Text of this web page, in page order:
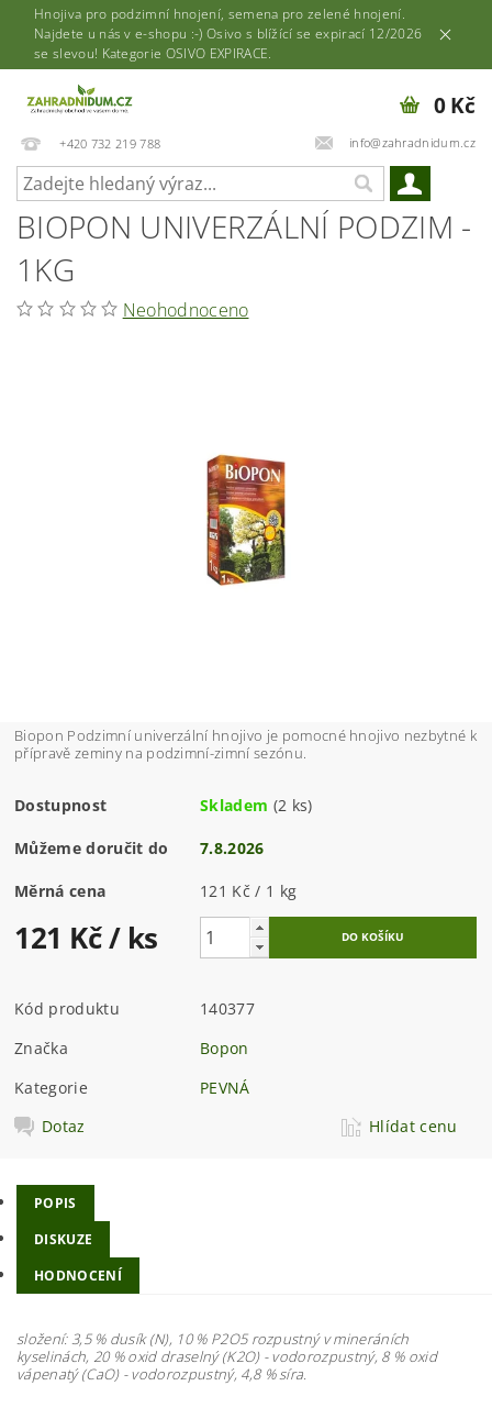
Hnojiva pro podzimní hnojení, semena pro zelené hnojení.
Najdete u nás v e-shopu :-) Osivo s blížící se expirací 12/2026
se slevou! Kategorie OSIVO EXPIRACE.
+420 732 219 788 info@zahradnidum.cz
0 Kč
BIOPON UNIVERZÁLNÍ PODZIM -
1KG
Neohodnoceno
Biopon Podzimní univerzální hnojivo je pomocné hnojivo nezbytné k
přípravě zeminy na podzimní-zimní sezónu.
Dostupnost Skladem (2 ks)
Můžeme doručit do 7.8.2026
Měrná cena 121 Kč / 1 kg
121 Kč/ ks
Kód produktu
140377
Značka
Bopon
Kategorie
PEVNÁ
Dotaz
Hlídat cenu
POPIS
DISKUZE
HODNOCENÍ
složení: 3,5 % dusík (N), 10 % P2O5 rozpustný v mineráních
kyselinách, 20 % oxid draselný (K2O) - vodorozpustný, 8 % oxid
vápenatý (CaO) - vodorozpustný, 4,8 % síra.